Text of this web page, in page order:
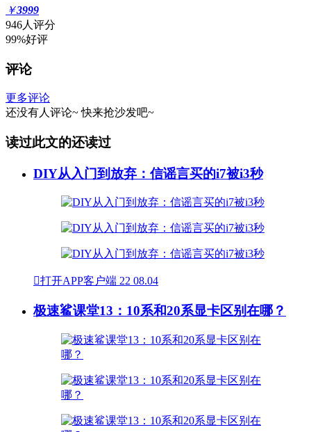
￥3999
946人评分
99%好评
评论
更多评论
还没有人评论~ 快来抢沙发吧~
读过此文的还读过
DIY从入门到放弃：信谣言买的i7被i3秒
打开APP客户端 22 08.04
极速鲨课堂13：10系和20系显卡区别在哪？